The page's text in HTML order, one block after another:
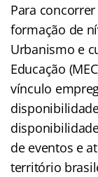
Para
formação de
Urbanismo e
Educação
vínculo
de eventos e
território